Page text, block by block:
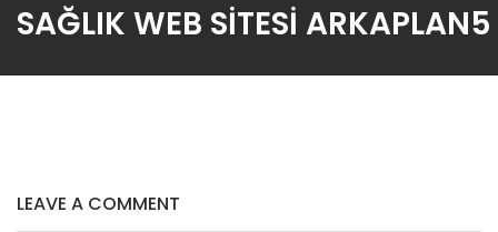
SAĞLIK WEB SITESI ARKAPLAN5
LEAVE A COMMENT